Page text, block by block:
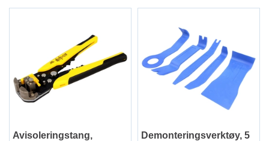
Avisoleringstang,
Demonteringsverktøy, 5